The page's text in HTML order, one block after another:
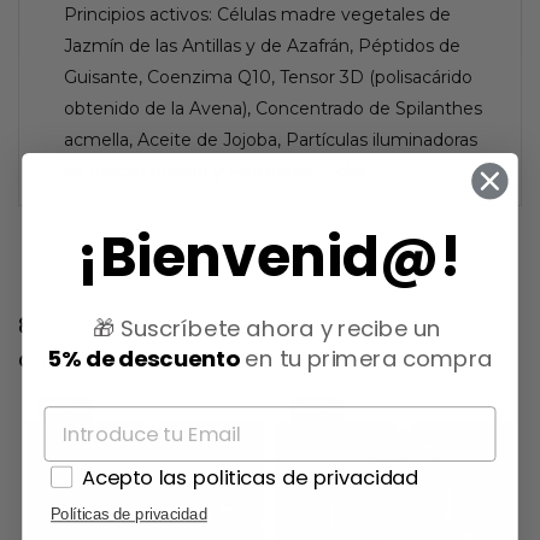
Principios activos: Células madre vegetales de
Jazmín de las Antillas y de Azafrán, Péptidos de
Guisante, Coenzima Q10, Tensor 3D (polisacárido
obtenido de la Avena), Concentrado de Spilanthes
acmella, Aceite de Jojoba, Partículas iluminadoras
8 otros productos en la misma
categoría:
-15% -15%
¡Bienvenid@!
🎁 Suscríbete ahora y recibe un
5% de descuentoen tu primera compra
Acepto las politicas de privacidad
Políticas de privacidad